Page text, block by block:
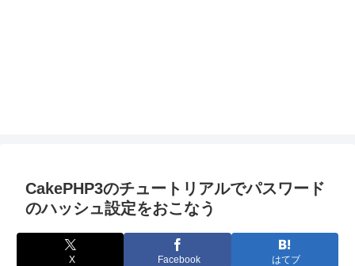
CakePHP3のチュートリアルでパスワード
のハッシュ設定をおこなう
X Facebook はてブ